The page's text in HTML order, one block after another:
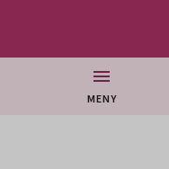
MENY